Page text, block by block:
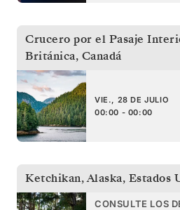
Crucero por el Pasaje
Británica, Canadá
VIE., 28 DE JULIO
00:00 - 00:00
Ketchikan, Alaska, Estados
CONSULTE LOS